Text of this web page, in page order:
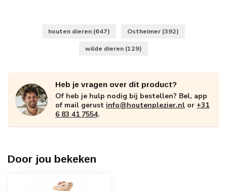
houten dieren (647) Ostheimer (392)
wilde dieren (129)
Heb je vragen over dit product?
Of heb je hulp nodig bij bestellen? Bel, app
of mail gerust info@houtenplezier.nl or +31
6 83 41 7554.
Door jou bekeken